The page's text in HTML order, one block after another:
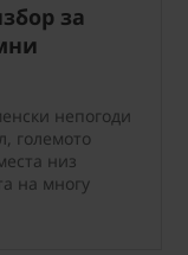
за
непогоди
големото
низ
на многу